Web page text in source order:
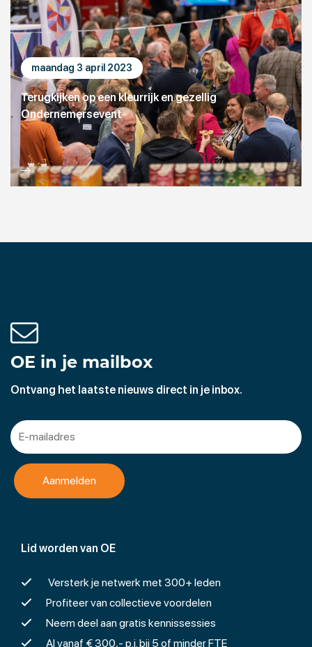
maandag 3 april 2023
Terugkijken op een kleurrijk en gezellig
Ondernemersevent
Lid worden van OE
Versterk je netwerk met 300+ leden
Profiteer van collectieve voordelen
Neem deel aan gratis kennissessies
Al vanaf € 300,- p.j. bij 5 of minder FTE
OE in je mailbox
Ontvang het laatste nieuws direct in je inbox.